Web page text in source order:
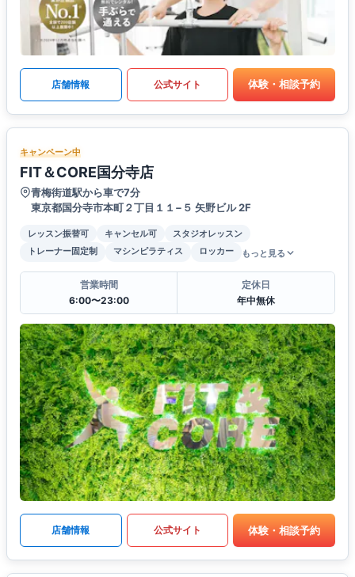
店舗情報 公式サイト 体験・相談予約
キャンペーン中
FIT＆CORE国分寺店
青梅街道駅から車で7分
東京都国分寺市本町２丁目１１−５ 矢野ビル 2F
レッスン振替可 キャンセル可
スタジオレッスン
トレーナー固定制
マシンピラティス ロッカー もっと見る
営業時間
6:00〜23:00
定休日
年中無休
店舗情報 公式サイト 体験・相談予約